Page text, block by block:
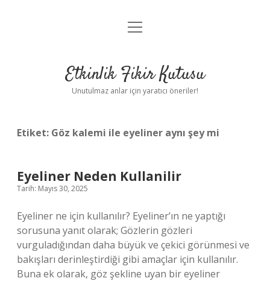
Anasayfa
Yasal Uyarı
menüyü
Etkinlik Fikir Kutusu
Unutulmaz anlar için yaratıcı öneriler!
Etiket: Göz kalemi ile eyeliner aynı şey mi
Eyeliner Neden Kullanilir
Tarih: Mayıs 30, 2025
Eyeliner ne için kullanılır? Eyeliner’ın ne yaptığı
sorusuna yanıt olarak; Gözlerin gözleri
vurguladığından daha büyük ve çekici görünmesi ve
bakışları derinleştirdiği gibi amaçlar için kullanılır.
Buna ek olarak, göz şekline uyan bir eyeliner